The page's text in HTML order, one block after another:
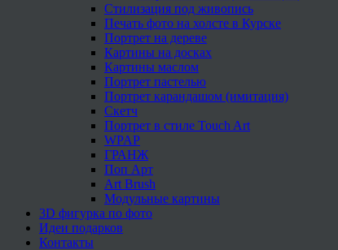
Стилизация под живопись
Печать фото на холсте в Курске
Портрет на дереве
Картины на досках
Картины маслом
Портрет пастелью
Портрет карандашом (имитация)
Скетч
Портрет в стиле Touch Art
WPAP
ГРАНЖ
Поп Арт
Art Brush
Модульные картины
3D фигурка по фото
Идеи подарков
Контакты